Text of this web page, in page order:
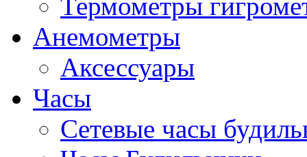
Анемометры
Аксессуары
Часы
Сетевые часы